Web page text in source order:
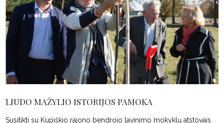
LIUDO MAŽYLIO ISTORIJOS PAMOKA
Susitikti su Kupiškio rajono bendrojo lavinimo mokyklų atstovais